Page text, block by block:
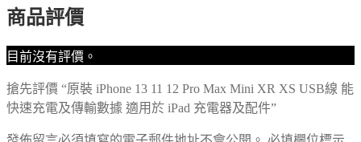
商品評價
目前沒有評價。
搶先評價 “原裝 iPhone 13 11 12 Pro Max Mini XR XS USB線 能
快速充電及傳輸數據 適用於 iPad 充電器及配件”